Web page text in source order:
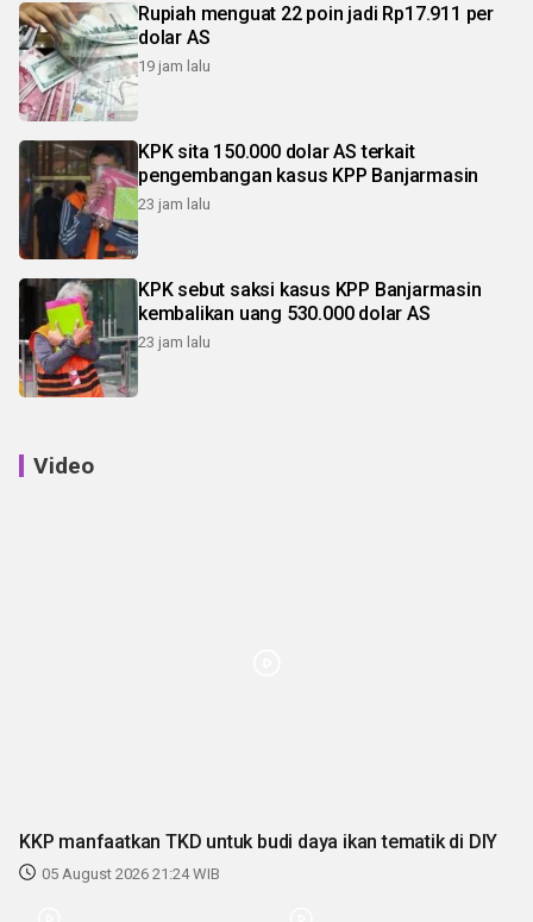
Rupiah menguat 22 poin jadi Rp17.911 per
dolar AS
19 jam lalu
KPK sita 150.000 dolar AS terkait
pengembangan kasus KPP Banjarmasin
23 jam lalu
KPK sebut saksi kasus KPP Banjarmasin
kembalikan uang 530.000 dolar AS
23 jam lalu
Video
KKP manfaatkan TKD untuk budi daya ikan tematik di DIY
05 August 2026 21:24 WIB